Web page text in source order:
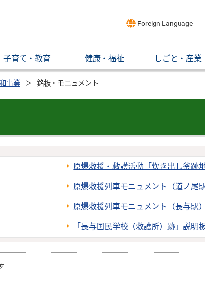
Foreign Language
子育て・教育 健康・福祉 しごと・産業
事業 銘板・モニュメント
原爆救援・救護活動「炊き出し釜跡
原爆救援列車モニュメント（道ノ尾駅
原爆救援列車モニュメント（長与駅）
「長与国民学校（救護所）跡」説明